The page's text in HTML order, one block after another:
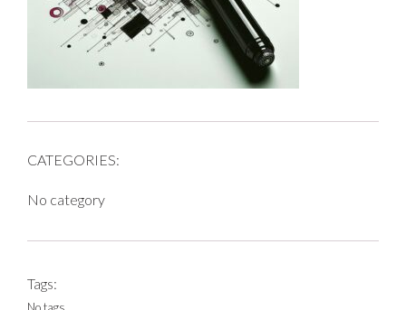
CATEGORIES:
No category
Tags: